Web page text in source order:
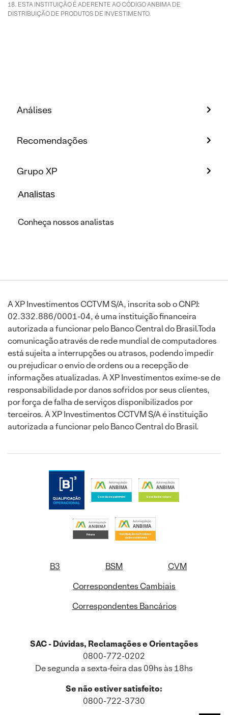
ESTA INSTITUIÇÃO É ADERENTE AO CÓDIGO ANBIMA DE
DISTRIBUIÇÃO DE PRODUTOS DE INVESTIMENTO.
Análises
Recomendações
Grupo XP
Analistas
Conheça nossos analistas
A XP Investimentos CCTVM S/A, inscrita sob o CNPJ:
02.332.886/0001-04, é uma instituição financeira
autorizada a funcionar pelo Banco Central do Brasil.Toda
comunicação através de rede mundial de computadores
está sujeita a interrupções ou atrasos, podendo impedir
ou prejudicar o envio de ordens ou a recepção de
informações atualizadas. A XP Investimentos exime-se de
responsabilidade por danos sofridos por seus clientes,
por força de falha de serviços disponibilizados por
terceiros. A XP Investimentos CCTVM S/A é instituição
autorizada a funcionar pelo Banco Central do Brasil.
B3 BSM
CVM
Correspondentes Cambiais
Correspondentes Bancários
SAC - Dúvidas, Reclamações e Orientações
0800-772-0202
De segunda a sexta-feira das 09hs às 18hs
Se não estiver satisfeito:
0800-722-3730